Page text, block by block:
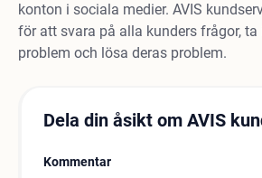
konton i sociala medier. AVIS
för att svara på alla kunders frågor, ta
problem och lösa deras problem.
Dela din åsikt om AVIS
Kommentar